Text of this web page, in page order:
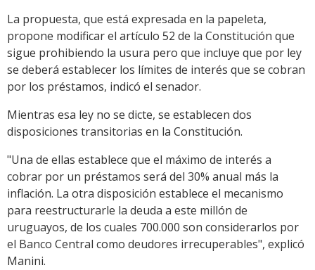
La propuesta, que está expresada en la papeleta,
propone modificar el artículo 52 de la Constitución que
sigue prohibiendo la usura pero que incluye que por ley
se deberá establecer los límites de interés que se cobran
por los préstamos, indicó el senador.
Mientras esa ley no se dicte, se establecen dos
disposiciones transitorias en la Constitución.
"Una de ellas establece que el máximo de interés a
cobrar por un préstamos será del 30% anual más la
inflación. La otra disposición establece el mecanismo
para reestructurarle la deuda a este millón de
uruguayos, de los cuales 700.000 son considerarlos por
el Banco Central como deudores irrecuperables", explicó
Manini.